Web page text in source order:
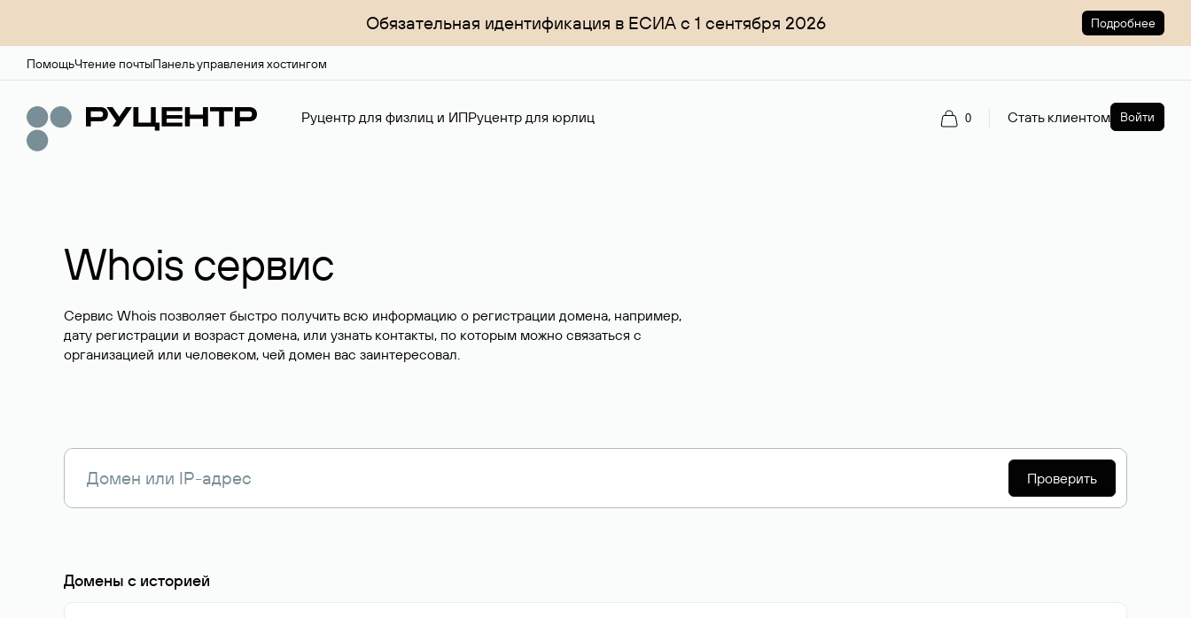
Обязательная идентификация в ЕСИА с 1 сентября 2026 Подробнее
ПомощьЧтение почтыПанель управления хостингом
Руцентр для физлиц и ИПРуцентр для юрлиц 0 Стать клиентом Войти
Whois сервис
Сервис Whois позволяет быстро получить всю информацию о регистрации домена, например,
дату регистрации и возраст домена, или узнать контакты, по которым можно связаться с
организацией или человеком, чей домен вас заинтересовал.
Проверить
Домены с историей